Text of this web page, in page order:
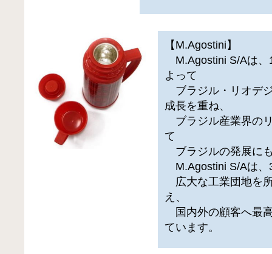
【M.Agostini】
M.Agostini S/Aは、
よって
ブラジル・リオデ
成長を重ね、
ブラジル産業界の
て
ブラジルの発展に
M.Agostini S/Aは、
広大な工業団地を
え、
国内外の顧客へ最
ています。